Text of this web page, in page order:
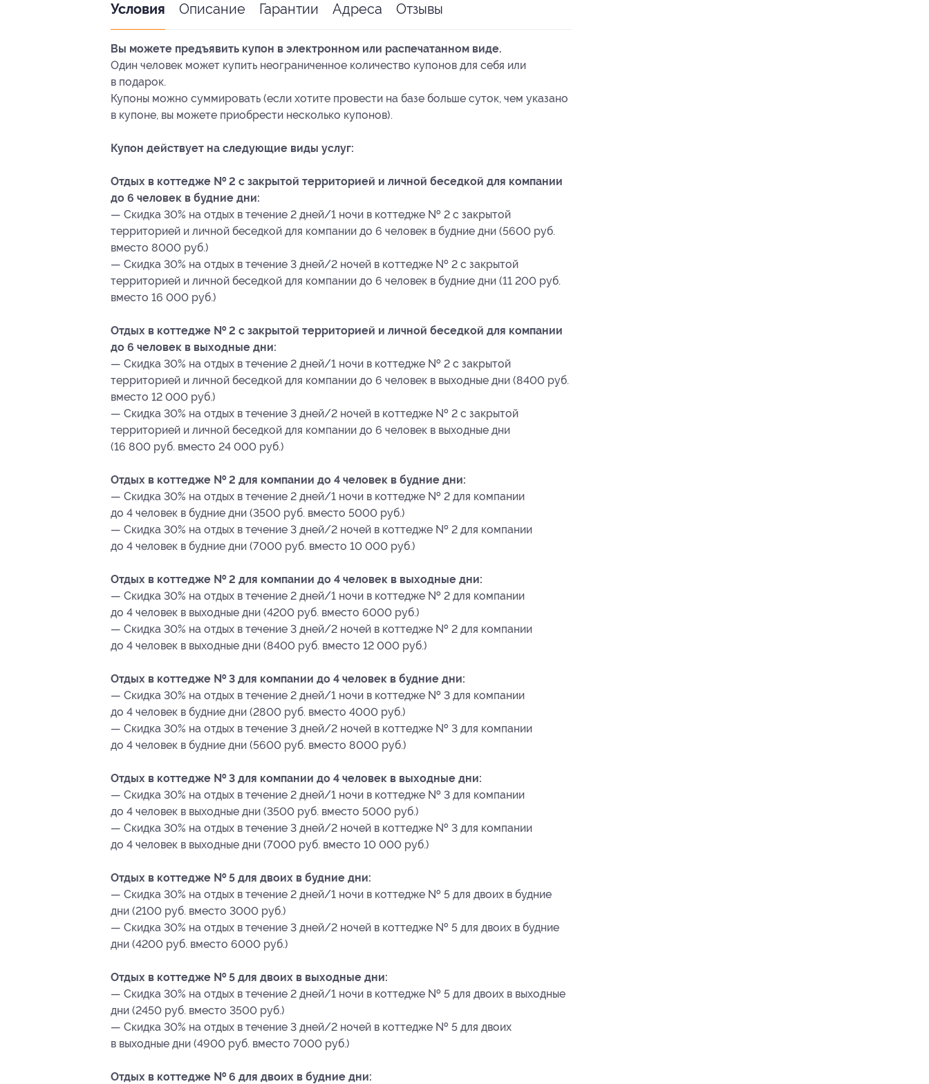
Условия Описание Гарантии Адреса Отзывы
Вы можете предъявить купон в электронном или распечатанном виде.
Один человек может купить неограниченное количество купонов для себя или
в подарок.
Купоны можно суммировать (если хотите провести на базе больше суток, чем указано
в купоне, вы можете приобрести несколько купонов).
Купон действует на следующие виды услуг:
Отдых в коттедже № 2 с закрытой территорией и личной беседкой для компании
до 6 человек в будние дни:
— Скидка 30% на отдых в течение 2 дней/1 ночи в коттедже № 2 с закрытой
территорией и личной беседкой для компании до 6 человек в будние дни (5600 руб.
вместо 8000 руб.)
— Скидка 30% на отдых в течение 3 дней/2 ночей в коттедже № 2 с закрытой
территорией и личной беседкой для компании до 6 человек в будние дни (11 200 руб.
вместо 16 000 руб.)
Отдых в коттедже № 2 с закрытой территорией и личной беседкой для компании
до 6 человек в выходные дни:
— Скидка 30% на отдых в течение 2 дней/1 ночи в коттедже № 2 с закрытой
территорией и личной беседкой для компании до 6 человек в выходные дни (8400 руб.
вместо 12 000 руб.)
— Скидка 30% на отдых в течение 3 дней/2 ночей в коттедже № 2 с закрытой
территорией и личной беседкой для компании до 6 человек в выходные дни
(16 800 руб. вместо 24 000 руб.)
Отдых в коттедже № 2 для компании до 4 человек в будние дни:
— Скидка 30% на отдых в течение 2 дней/1 ночи в коттедже № 2 для компании
до 4 человек в будние дни (3500 руб. вместо 5000 руб.)
— Скидка 30% на отдых в течение 3 дней/2 ночей в коттедже № 2 для компании
до 4 человек в будние дни (7000 руб. вместо 10 000 руб.)
Отдых в коттедже № 2 для компании до 4 человек в выходные дни:
— Скидка 30% на отдых в течение 2 дней/1 ночи в коттедже № 2 для компании
до 4 человек в выходные дни (4200 руб. вместо 6000 руб.)
— Скидка 30% на отдых в течение 3 дней/2 ночей в коттедже № 2 для компании
до 4 человек в выходные дни (8400 руб. вместо 12 000 руб.)
Отдых в коттедже № 3 для компании до 4 человек в будние дни:
— Скидка 30% на отдых в течение 2 дней/1 ночи в коттедже № 3 для компании
до 4 человек в будние дни (2800 руб. вместо 4000 руб.)
— Скидка 30% на отдых в течение 3 дней/2 ночей в коттедже № 3 для компании
до 4 человек в будние дни (5600 руб. вместо 8000 руб.)
Отдых в коттедже № 3 для компании до 4 человек в выходные дни:
— Скидка 30% на отдых в течение 2 дней/1 ночи в коттедже № 3 для компании
до 4 человек в выходные дни (3500 руб. вместо 5000 руб.)
— Скидка 30% на отдых в течение 3 дней/2 ночей в коттедже № 3 для компании
до 4 человек в выходные дни (7000 руб. вместо 10 000 руб.)
Отдых в коттедже № 5 для двоих в будние дни:
— Скидка 30% на отдых в течение 2 дней/1 ночи в коттедже № 5 для двоих в будние
дни (2100 руб. вместо 3000 руб.)
— Скидка 30% на отдых в течение 3 дней/2 ночей в коттедже № 5 для двоих в будние
дни (4200 руб. вместо 6000 руб.)
Отдых в коттедже № 5 для двоих в выходные дни:
— Скидка 30% на отдых в течение 2 дней/1 ночи в коттедже № 5 для двоих в выходные
дни (2450 руб. вместо 3500 руб.)
— Скидка 30% на отдых в течение 3 дней/2 ночей в коттедже № 5 для двоих
в выходные дни (4900 руб. вместо 7000 руб.)
Отдых в коттедже № 6 для двоих в будние дни: